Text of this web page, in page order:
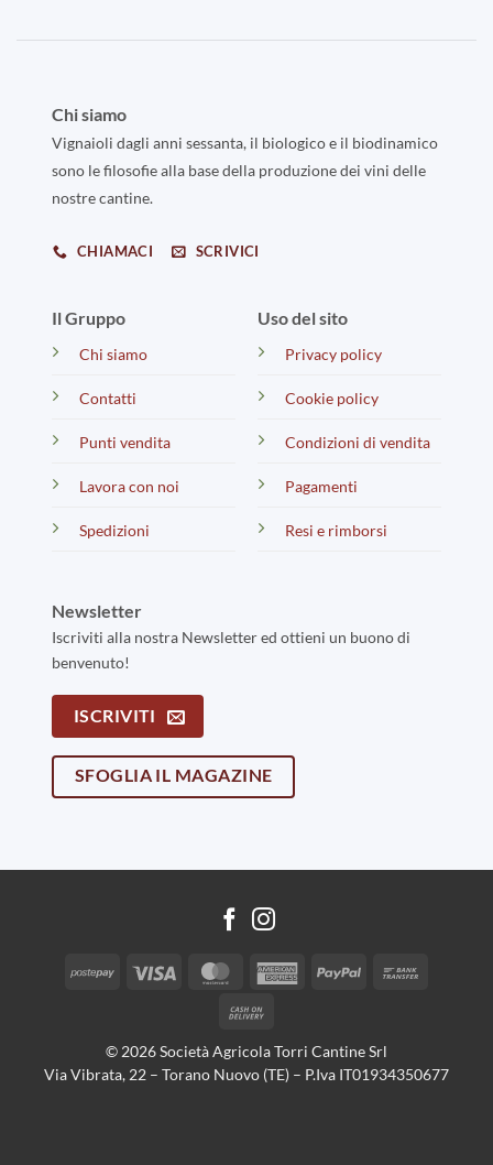
Chi siamo
Vignaioli dagli anni sessanta, il biologico e il biodinamico
sono le filosofie alla base della produzione dei vini delle
nostre cantine.
CHIAMACI SCRIVICI
Il Gruppo
Chi siamo
Contatti
Punti vendita
Lavora con noi
Spedizioni
Uso del sito
Privacy policy
Cookie policy
Condizioni di vendita
Pagamenti
Resi e rimborsi
Newsletter
Iscriviti alla nostra Newsletter ed ottieni un buono di
benvenuto!
ISCRIVITI
SFOGLIA IL MAGAZINE
© 2026 Società Agricola Torri Cantine Srl
Via Vibrata, 22 – Torano Nuovo (TE) – P.Iva IT01934350677
PostepayVisa MasterCardAmericanPayPal
Delivery